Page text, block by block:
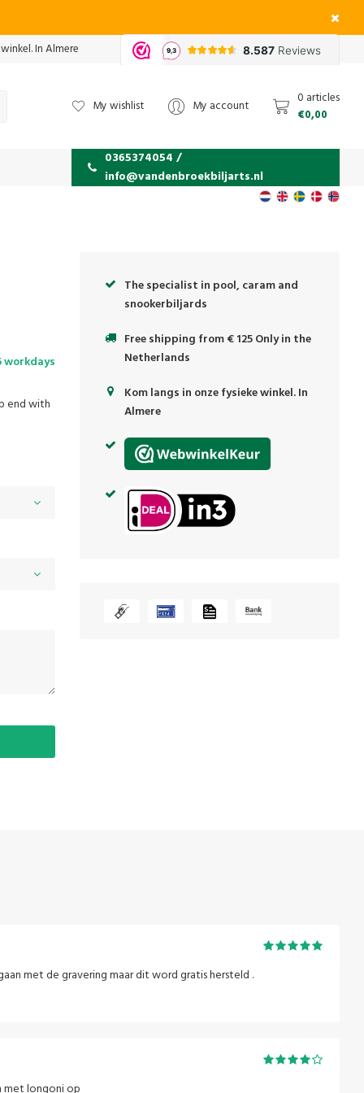
In Almere
My wishlist My account
0 articles
€0,00
0365374054 /
info@vandenbroekbiljarts.nl
workdays
end with
The specialist in pool, caram and
snookerbiljards
Free shipping from € 125 Only in the
Netherlands
Kom langs in onze fysieke winkel. In
Almere
met de gravering maar dit word gratis hersteld .